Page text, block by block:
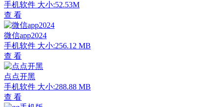
手机软件 大小:52.53M
查 看
微信app2024
手机软件 大小:256.12 MB
查 看
点点开黑
手机软件 大小:288.88 MB
查 看